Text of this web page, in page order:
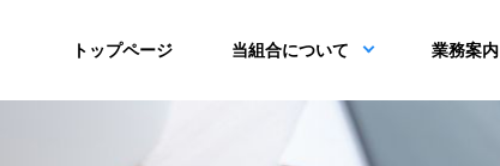
トップページ 当組合について 業務案内